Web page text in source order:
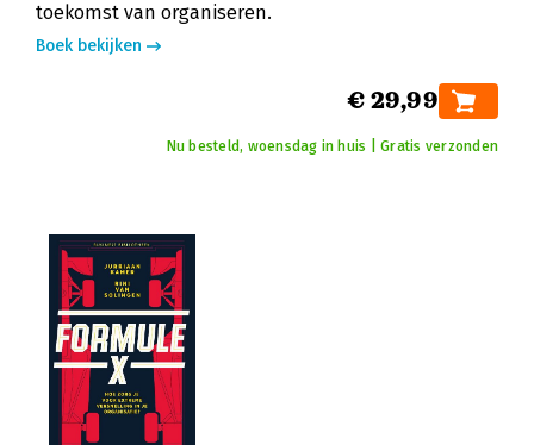
toekomst van organiseren.
Boek bekijken
€ 29,99
Nu besteld, woensdag in huis | Gratis verzonden